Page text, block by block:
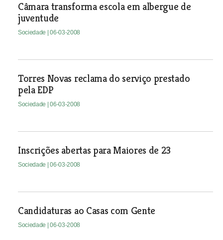
Câmara transforma escola em albergue de
juventude
Sociedade | 06-03-2008
Torres Novas reclama do serviço prestado
pela EDP
Sociedade | 06-03-2008
Inscrições abertas para Maiores de 23
Sociedade | 06-03-2008
Candidaturas ao Casas com Gente
Sociedade | 06-03-2008